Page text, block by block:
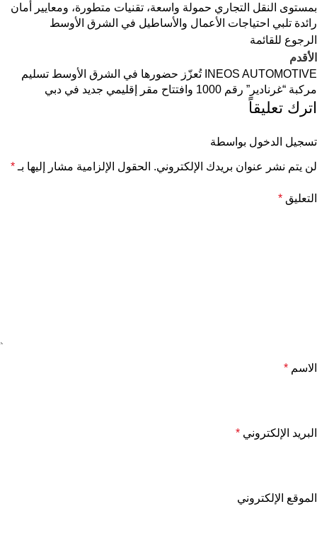
بمستوى النقل التجاري حمولة واسعة، تقنيات متطورة، ومعايير أمان
رائدة تلبي احتياجات الأعمال والأساطيل في الشرق الأوسط
الرجوع للقائمة
الأقدم
INEOS AUTOMOTIVE تُعزّز حضورها في الشرق الأوسط تسليم
مركبة “غرنادير” رقم 1000 وافتتاح مقر إقليمي جديد في دبي
اترك تعليقاً
تسجيل الدخول بواسطة
لن يتم نشر عنوان بريدك الإلكتروني. الحقول الإلزامية مشار إليها بـ *
التعليق *
الاسم *
البريد الإلكتروني *
الموقع الإلكتروني